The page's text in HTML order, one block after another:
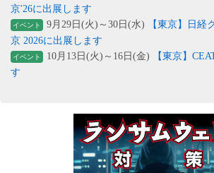
京'26に出展します
イベント 9月29日(火)～30日(水)
【東京】日経
京 2026に出展します
イベント 10月13日(火)～16日(金)
【東京】
す